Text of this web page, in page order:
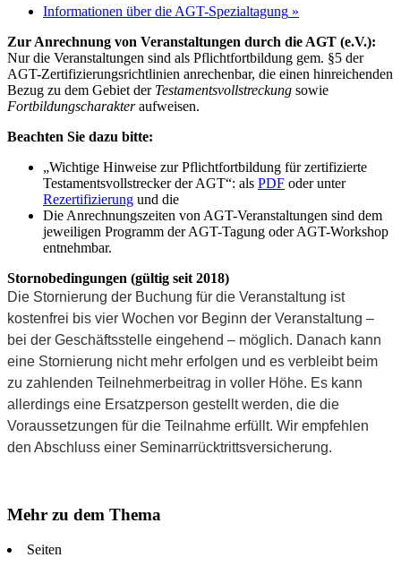
Informationen über die AGT-Spezialtagung »
Zur Anrechnung von Veranstaltungen durch die AGT (e.V.):
Nur die Veranstaltungen sind als Pflichtfortbildung gem. §5 der
AGT-Zertifizierungsrichtlinien anrechenbar, die einen hinreichenden
Bezug zu dem Gebiet der Testamentsvollstreckung sowie
Fortbildungscharakteraufweisen.
Beachten Sie dazu bitte:
„Wichtige Hinweise zur Pflichtfortbildung für zertifizierte
Testamentsvollstrecker der AGT“: als PDF oder unter
Rezertifizierung und die
Die Anrechnungszeiten von AGT-Veranstaltungen sind dem
jeweiligen Programm der AGT-Tagung oder AGT-Workshop
entnehmbar.
Stornobedingungen (gültig seit 2018)
Die Stornierung der Buchung für die Veranstaltung ist
kostenfrei bis vier Wochen vor Beginn der Veranstaltung –
bei der Geschäftsstelle eingehend – möglich. Danach kann
eine Stornierung nicht mehr erfolgen und es verbleibt beim
zu zahlenden Teilnehmerbeitrag in voller Höhe. Es kann
allerdings eine Ersatzperson gestellt werden, die die
Voraussetzungen für die Teilnahme erfüllt. Wir empfehlen
den Abschluss einer Seminarrücktrittsversicherung.
Mehr zu dem Thema
Seiten